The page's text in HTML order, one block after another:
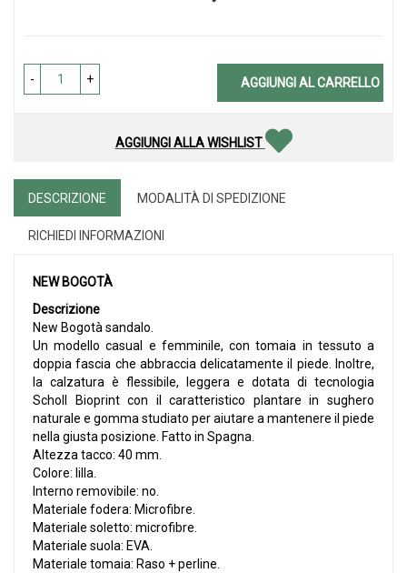
- + AGGIUNGI AL CARRELLO
AGGIUNGI ALLA WISHLIST
DESCRIZIONE MODALITÀ DI SPEDIZIONE
RICHIEDI INFORMAZIONI
NEW BOGOTÀ
Descrizione
New Bogotà sandalo.
Un modello casual e femminile, con tomaia in tessuto a
doppia fascia che abbraccia delicatamente il piede. Inoltre,
la calzatura è flessibile, leggera e dotata di tecnologia
Scholl Bioprint con il caratteristico plantare in sughero
naturale e gomma studiato per aiutare a mantenere il piede
nella giusta posizione. Fatto in Spagna.
Altezza tacco: 40 mm.
Colore: lilla.
Interno removibile: no.
Materiale fodera: Microfibre.
Materiale soletto: microfibre.
Materiale suola: EVA.
Materiale tomaia: Raso + perline.